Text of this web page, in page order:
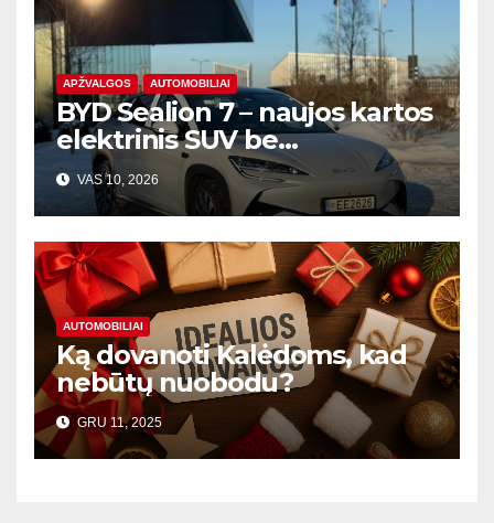
APŽVALGOS AUTOMOBILIAI
BYD Sealion 7 – naujos kartos
elektrinis SUV be
kompromisų
VAS 10, 2026
AUTOMOBILIAI
Ką dovanoti Kalėdoms, kad
nebūtų nuobodu?
GRU 11, 2025